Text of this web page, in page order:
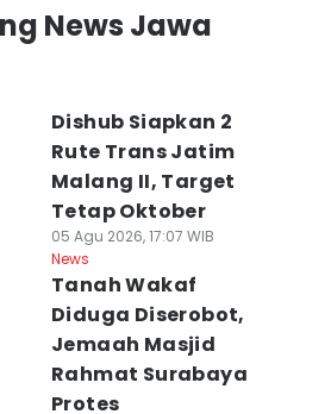
Pencurian
di
Warga
Dapat Rp300
Agu 2026, 10:08 WIB
Karhutla Bromo
Capai 176 Ha,
Targetkan
Rampung Hari ini
08 Agu 2026, 10:07 WIB
News
News Jawa
Dishub Siapkan 2
Rute Trans Jatim
Malang II, Target
Tetap Oktober
05 Agu 2026, 17:07 WIB
News
Tanah Wakaf
Diduga Diserobot,
Jemaah Masjid
Rahmat Surabaya
Protes